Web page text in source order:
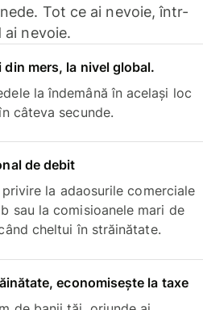
Tot ce ai nevoie, într-
nevoie.
mers, la nivel global.
la îndemână în același loc
câteva secunde.
de debit
la adaosurile comerciale
sau la comisioanele mari de
cheltui în străinătate.
economisește la taxe